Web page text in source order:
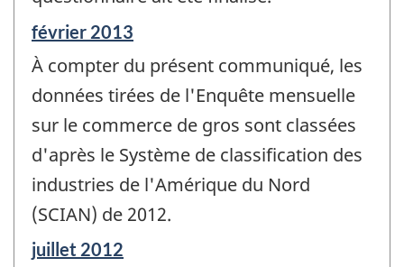
Période
de
référence
de
-
février 2013
À compter du présent communiqué, les
données tirées de l'Enquête mensuelle
sur le commerce de gros sont classées
d'après le Système de classification des
industries de l'Amérique du Nord
(SCIAN) de 2012.
Période
juillet 2012